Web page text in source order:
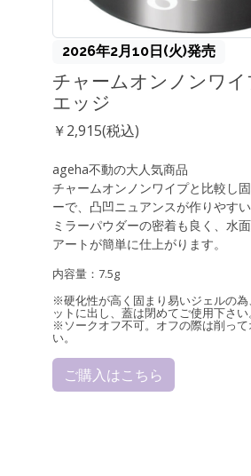
2026年2月10日(火)発売
チャームオンノンワ
エッジ
￥2,915(税込)
ageha不動の大人気商品
チャームオンノンワイプと比較し
ーで、凸凹ニュアンスが作りやすい
ミラーパウダーの密着も良く、水
アートが簡単に仕上がります。
内容量：7.5g
※硬化性が高く固まり易いジェルの
ットに出し、蓋は閉めてご使用下さい
※ソークオフ不可。オフの際は削って
い。
ご購入はこちら